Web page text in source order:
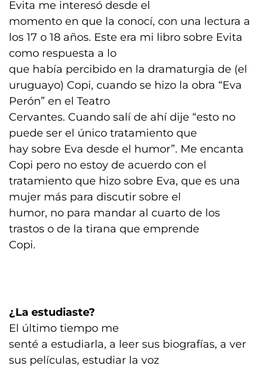
Evita me interesó desde el
momento en que la conocí, con una lectura a
los 17 o 18 años. Este era mi libro sobre Evita
como respuesta a lo
que había percibido en la dramaturgia de (el
uruguayo) Copi, cuando se hizo la obra “Eva
Perón” en el Teatro
Cervantes. Cuando salí de ahí dije “esto no
puede ser el único tratamiento que
hay sobre Eva desde el humor”. Me encanta
Copi pero no estoy de acuerdo con el
tratamiento que hizo sobre Eva, que es una
mujer más para discutir sobre el
humor, no para mandar al cuarto de los
trastos o de la tirana que emprende
Copi.
¿La estudiaste?
El último tiempo me
senté a estudiarla, a leer sus biografías, a ver
sus películas, estudiar la voz